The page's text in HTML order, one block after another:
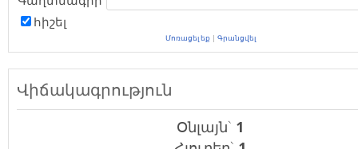
հիշել
Մոռացել եք | Գրանցվել
Վիճակագրություն
Օնլայն` 1